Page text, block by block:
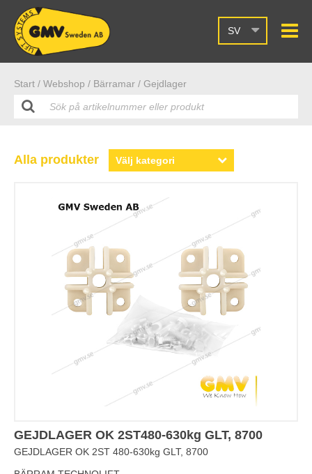
SV
Start / Webshop / Bärramar / Gejdlager
Alla produkter
GEJDLAGER OK 2ST480-630kg GLT, 8700
GEJDLAGER OK 2ST 480-630kg GLT, 8700